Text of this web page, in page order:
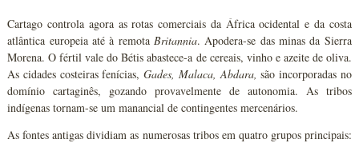
Cartago controla agora as rotas comerciais da África ocidental e da costa
atlântica europeia até à remota Britannia. Apodera-se das minas da Sierra
Morena. O fértil vale do Bétis abastece-a de cereais, vinho e azeite de oliva.
As cidades costeiras fenícias,Gades, Malaca, Abdara,são incorporadas no
domínio cartaginês, gozando provavelmente de autonomia. As tribos
indígenas tornam-se um manancial de contingentes mercenários.
As fontes antigas dividiam as numerosas tribos em quatro grupos principais: